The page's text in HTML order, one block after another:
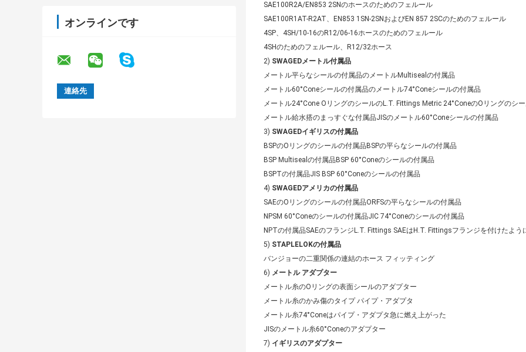
オンラインです
SAE100R2A/EN853 2SNのホースのためのフェルール
SAE100R1AT-R2AT、EN853 1SN-2SNおよびEN 857 2SCのためのフェルール
4SP、4SH/10-16のR12/06-16ホースのためのフェルール
4SHのためのフェルール、R12/32ホース
2) SWAGEDメートル付属品
メートル平らなシールの付属品のメートルMultisealの付属品
メートル60°Coneシールの付属品のメートル74°Coneシールの付属品
メートル24°Cone OリングのシールのL.T. Fittings Metric 24°ConeのOリングのシ
メートル給水搭のまっすぐな付属品JISのメートル60°Coneシールの付属品
3) SWAGEDイギリスの付属品
BSPのOリングのシールの付属品BSPの平らなシールの付属品
BSP Multisealの付属品BSP 60°Coneのシールの付属品
BSPTの付属品JIS BSP 60°Coneのシールの付属品
4) SWAGEDアメリカの付属品
SAEのOリングのシールの付属品ORFSの平らなシールの付属品
NPSM 60°Coneのシールの付属品JIC 74°Coneのシールの付属品
NPTの付属品SAEのフランジL.T. Fittings SAEはH.T. Fittingsフランジを付けたよう
5) STAPLELOKの付属品
バンジョーの二重関係の連結のホース フィッティング
6) メートル アダプター
メートル糸のOリングの表面シールのアダプター
メートル糸のかみ傷のタイプ パイプ・アダプタ
メートル糸74°Coneはパイプ・アダプタ急に燃え上がった
JISのメートル糸60°Coneのアダプター
7) イギリスのアダプター